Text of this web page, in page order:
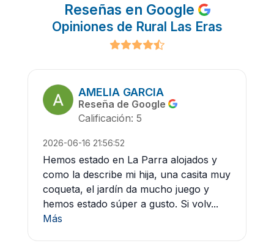
Reseñas en Google
Opiniones de Rural Las Eras
AMELIA GARCIA
Reseña de Google
Calificación: 5
2026-06-16 21:56:52
Hemos estado en La Parra alojados y
como la describe mi hija, una casita muy
coqueta, el jardín da mucho juego y
hemos estado súper a gusto. Si volv...
Más